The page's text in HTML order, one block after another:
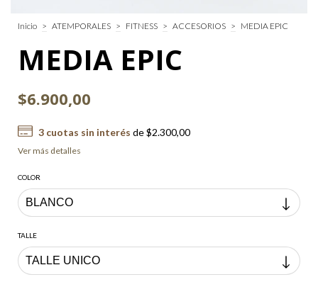
Inicio > ATEMPORALES > FITNESS > ACCESORIOS > MEDIA EPIC
MEDIA EPIC
$6.900,00
3cuotas sin interés de$2.300,00
Ver más detalles
COLOR
TALLE